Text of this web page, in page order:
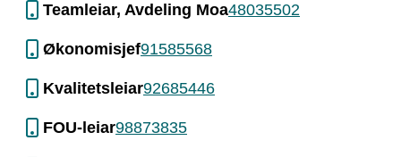
Teamleiar, Avdeling Moa48035502
Økonomisjef91585568
Kvalitetsleiar92685446
FOU-leiar98873835